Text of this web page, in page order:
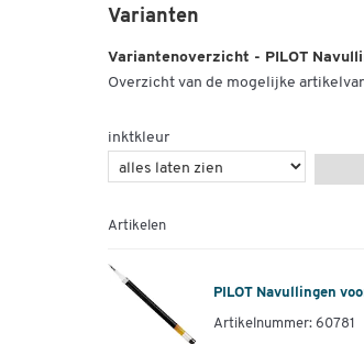
Varianten
Variantenoverzicht - PILOT
Overzicht van de mogelijke
inktkleur
Artikelen
PILOT Navullingen
Artikelnummer: 60781